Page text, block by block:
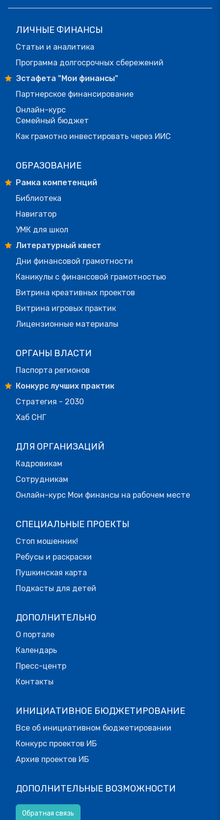
ЛИЧНЫЕ ФИНАНСЫ
Статьи и аналитика
Программа долгосрочных сбережений
Эстафета "Мои финансы"
Партнерское финансирование
Онлайн-курс
Семейный бюджет
Как грамотно инвестировать через ИИС
ОБРАЗОВАНИЕ
Рамка компетенций
Библиотека
Навигатор
УМК для школ
Литературный квест
Дни финансовой грамотности
Каникулы с финансовой грамотностью
Витрина креативных проектов
Витрина игровых практик
Лицензионные материалы
ОРГАНЫ ВЛАСТИ
Паспорта регионов
Конкурс лучших практик
Стратегия - 2030
Хаб СНГ
ДЛЯ ОРГАНИЗАЦИЙ
Кадровикам
Сотрудникам
Онлайн-курс Мои финансы на рабочем месте
СПЕЦИАЛЬНЫЕ ПРОЕКТЫ
Стоп мошенник!
Ребусы и раскраски
Пушкинская карта
Подкасты для детей
ДОПОЛНИТЕЛЬНО
О портале
Календарь
Пресс-центр
Контакты
ИНИЦИАТИВНОЕ БЮДЖЕТИРОВАНИЕ
Все об инициативном бюджетировании
Конкурс проектов ИБ
Архив проектов ИБ
ДОПОЛНИТЕЛЬНЫЕ ВОЗМОЖНОСТИ
Обратная связь